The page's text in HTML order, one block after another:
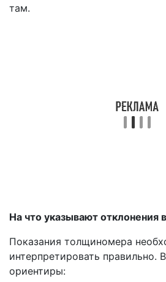
там.
На что указывают отклонения
Показания толщиномера
интерпретировать правильно.
ориентиры: